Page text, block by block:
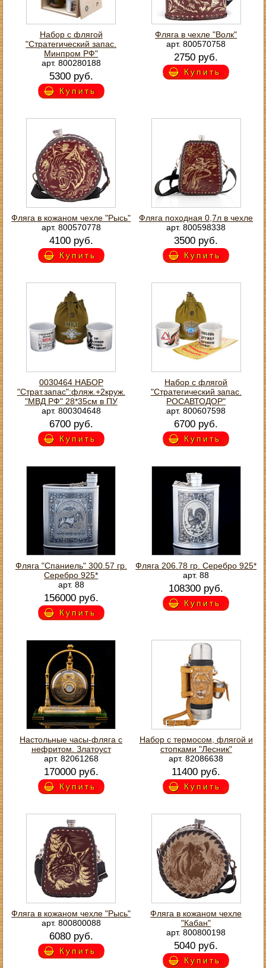
Набор с флягой
"Стратегический запас.
Минпром РФ"
арт. 800280188
5300 руб.
Купить
Фляга в чехле "Волк"
арт. 800570758
2750 руб.
Купить
Фляга в кожаном чехле "Рысь"
арт. 800570778
4100 руб.
Купить
Фляга походная 0,7л в чехле
арт. 800598338
3500 руб.
Купить
0030464 НАБОР
"Страт.запас":фляж.+2круж.
"МВД РФ" 28*35см в ПУ
арт. 800304648
6700 руб.
Купить
Набор с флягой
"Стратегический запас.
РОСАВТОДОР"
арт. 800607598
6700 руб.
Купить
Фляга "Спаниель" 300.57 гр.
Серебро 925*
арт. 88
156000 руб.
Купить
Фляга 206.78 гр. Серебро 925*
арт. 88
108300 руб.
Купить
Настольные часы-фляга с
нефритом. Златоуст
арт. 82061268
170000 руб.
Купить
Набор с термосом, флягой и
стопками "Лесник"
арт. 82086638
11400 руб.
Купить
Фляга в кожаном чехле "Рысь"
арт. 800800088
6080 руб.
Купить
Фляга в кожаном чехле
"Кабан"
арт. 800800198
5040 руб.
Купить